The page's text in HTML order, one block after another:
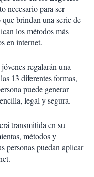
necesario para ser
brindan una serie de
los métodos más
en internet.
regalarán una
13 diferentes formas,
puede generar
legal y segura.
transmitida en su
métodos y
personas puedan aplicar